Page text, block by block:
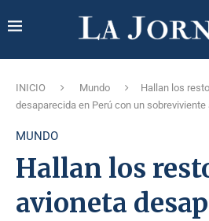
INICIO Mundo
Hallan los
desaparecida en Perú con un sobreviviente
MUNDO
Hallan los
avioneta